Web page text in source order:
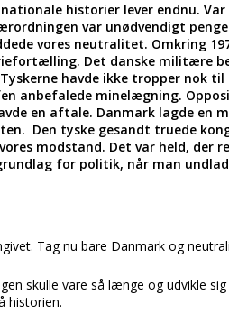
historier lever endnu.
var unødvendigt
vores neutralitet. Omkring
Det danske militære
havde ikke tropper nok
anbefalede minelægning.
en aftale. Danmark lagde en
Den tyske gesandt truede
modstand. Det var held, der
for politik, når man
Tag nu bare Danmark og
skulle vare så længe og udvikle
historien.